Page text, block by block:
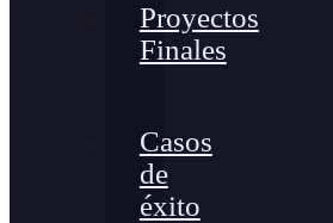
Proyectos
Finales
Casos
de
éxito